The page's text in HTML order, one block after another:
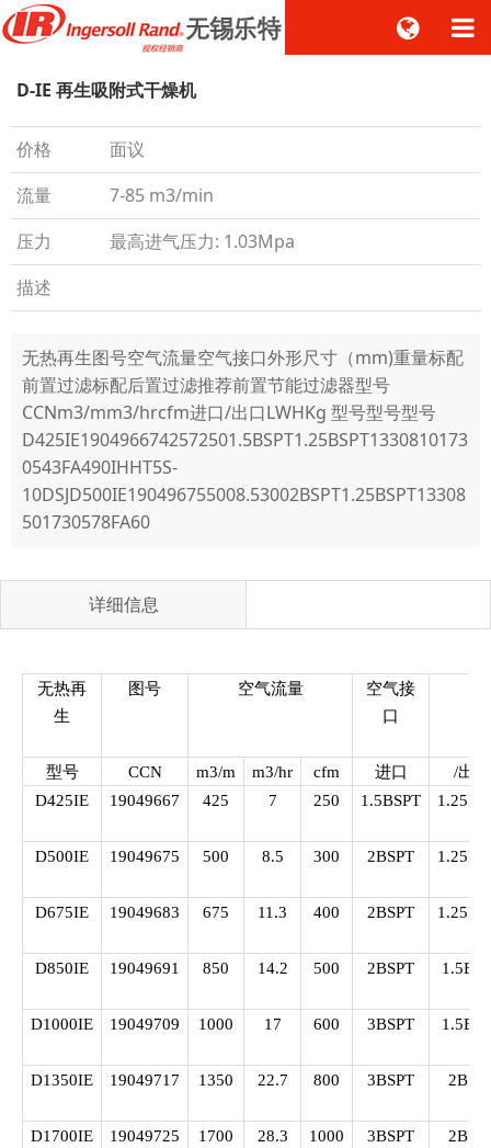
D-IE 再生吸附式干燥机
价格
面议
流量
7-85 m3/min
压力
最高进气压力: 1.03Mpa
描述
无热再生图号空气流量空气接口外形尺寸（mm)重量标配
前置过滤标配后置过滤推荐前置节能过滤器型号
CCNm3/mm3/hrcfm进口/出口LWHKg 型号型号型号
D425IE1904966742572501.5BSPT1.25BSPT1330810173
0543FA490IHHT5S-
10DSJD500IE190496755008.53002BSPT1.25BSPT13308
501730578FA60
详细信息
无热再
生
图号 空气流量
空气接
口
型号 CCN m3/m m3/hr cfm 进口
/出口
D425IE
19049667 425 7 250 1.5BSPT
D500IE 19049675 500 8.5 300 2BSPT
D675IE 19049683 675 11.3 400 2BSPT
D850IE 19049691 850 14.2 500 2BSPT
D1000IE 19049709 1000 17 600 3BSPT
D1350IE 19049717 1350 22.7 800 3BSPT
D1700IE 19049725 1700 28.3 1000 3BSPT